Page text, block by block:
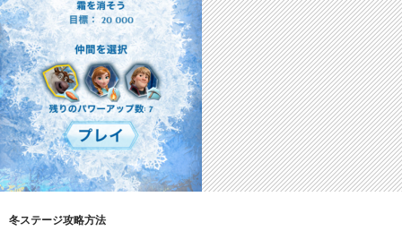
へ
ス
キ
ッ
プ
冬ステージ攻略方法